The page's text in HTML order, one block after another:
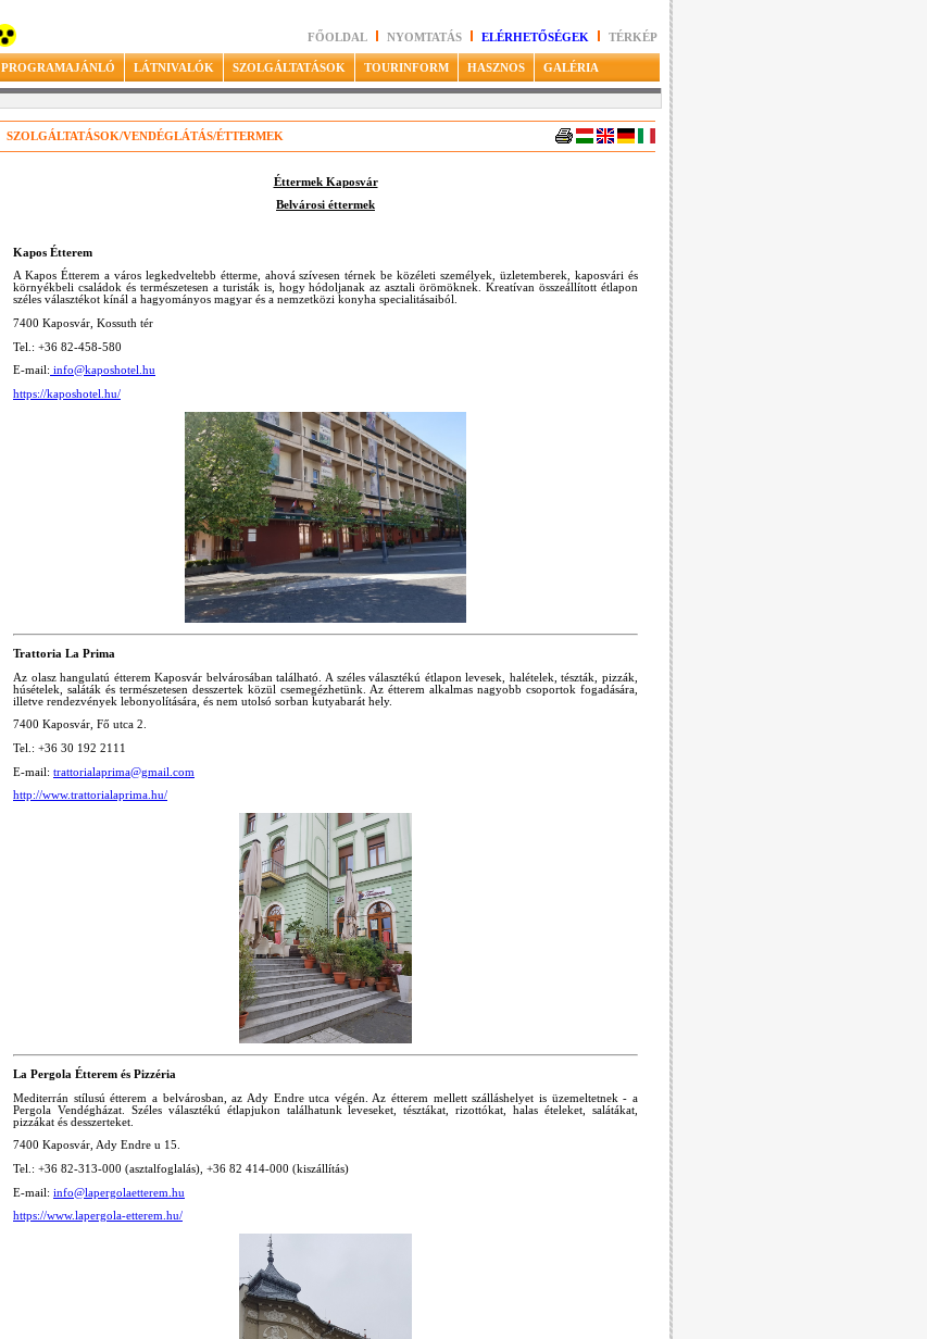
FŐOLDAL NYOMTATÁS ELÉRHETŐSÉGEK TÉRKÉP
PROGRAMAJÁNLÓ LÁTNIVALÓK SZOLGÁLTATÁSOK TOURINFORM HASZNOS GALÉRIA
SZOLGÁLTATÁSOK/VENDÉGLÁTÁS/ÉTTERMEK
Éttermek Kaposvár
Belvárosi éttermek
Kapos Étterem
A Kapos Étterem a város legkedveltebb étterme, ahová szívesen térnek be közéleti személyek, üzletemberek, kaposvári és
környékbeli családok és természetesen a turisták is, hogy hódoljanak az asztali örömöknek. Kreatívan összeállított étlapon
széles választékot kínál a hagyományos magyar és a nemzetközi konyha specialitásaiból.
7400 Kaposvár, Kossuth tér
Tel.: +36 82-458-580
E-mail: info@kaposhotel.hu
https://kaposhotel.hu/
Trattoria La Prima
Az olasz hangulatú étterem Kaposvár belvárosában található. A széles választékú étlapon levesek, halételek, tészták, pizzák,
húsételek, saláták és természetesen desszertek közül csemegézhetünk. Az étterem alkalmas nagyobb csoportok fogadására,
illetve rendezvények lebonyolítására, és nem utolsó sorban kutyabarát hely.
7400 Kaposvár, Fő utca 2.
Tel.: +36 30 192 2111
E-mail: trattorialaprima@gmail.com
http://www.trattorialaprima.hu/
La Pergola Étterem és Pizzéria
Mediterrán stílusú étterem a belvárosban, az Ady Endre utca végén. Az étterem mellett szálláshelyet is üzemeltetnek - a
Pergola Vendégházat. Széles választékú étlapjukon találhatunk leveseket, tésztákat, rizottókat, halas ételeket, salátákat,
pizzákat és desszerteket.
7400 Kaposvár, Ady Endre u 15.
Tel.: +36 82-313-000 (asztalfoglalás), +36 82 414-000 (kiszállítás)
E-mail: info@lapergolaetterem.hu
https://www.lapergola-etterem.hu/